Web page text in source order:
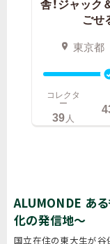
ALUMONDE あ
化の発信地～
国立在住の東大生が谷